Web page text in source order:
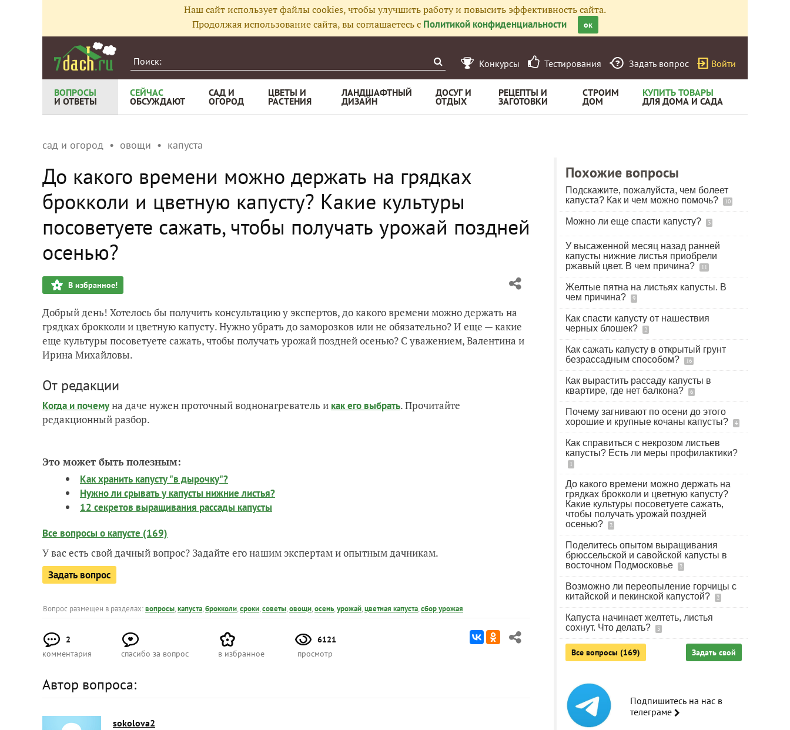
Наш сайт использует файлы cookies, чтобы улучшить работу и повысить эффективность сайта.
Продолжая использование сайта, вы соглашаетесь с Политикой конфиденциальности ок
Конкурсы Тестирования Задать вопрос Войти
ВОПРОСЫ
И ОТВЕТЫ
СЕЙЧАС
ОБСУЖДАЮТ
САД И
ОГОРОД
ЦВЕТЫ И
РАСТЕНИЯ
ЛАНДШАФТНЫЙ
ДИЗАЙН
ДОСУГ И
ОТДЫХ
РЕЦЕПТЫ И
ЗАГОТОВКИ
СТРОИМ
ДОМ
КУПИТЬ ТОВАРЫ
ДЛЯ ДОМА И САДА
сад и огород овощи капуста
До какого времени можно держать на грядках
брокколи и цветную капусту? Какие культуры
посоветуете сажать, чтобы получать урожай поздней
осенью?
В избранное!
Добрый день! Хотелось бы получить консультацию у экспертов, до какого времени можно держать на
грядках брокколи и цветную капусту. Нужно убрать до заморозков или не обязательно? И еще — какие
еще культуры посоветуете сажать, чтобы получать урожай поздней осенью? С уважением, Валентина и
Ирина Михайловы.
От редакции
Когда и почемуна даче нужен проточный воднонагреватель и как его выбрать. Прочитайте
редакционный разбор.
Это может быть полезным:
Как хранить капусту "в дырочку"?
Нужно ли срывать у капусты нижние листья?
12 секретов выращивания рассады капусты
Все вопросы о капусте (169)
У вас есть свой дачный вопрос? Задайте его нашим экспертам и опытным дачникам.
Задать вопрос
Вопрос размещен в разделах:вопросы,капуста,брокколи,сроки,советы,овощи,осень,урожай,цветная капуста,сбор урожая
2
комментария
спасибо за вопрос в избранное
6121
просмотр
Автор вопроса:
sokolova2
Похожие вопросы
Подскажите, пожалуйста, чем болеет
капуста? Как и чем можно помочь?
10
Можно ли еще спасти капусту? 3
У высаженной месяц назад ранней
капусты нижние листья приобрели
ржавый цвет. В чем причина?
11
Желтые пятна на листьях капусты. В
чем причина?
9
Как спасти капусту от нашествия
черных блошек?
2
Как сажать капусту в открытый грунт
безрассадным способом?
16
Как вырастить рассаду капусты в
квартире, где нет балкона?
6
Почему загнивают по осени до этого
хорошие и крупные кочаны капусты?
4
Как справиться с некрозом листьев
капусты? Есть ли меры профилактики?
1
До какого времени можно держать на
грядках брокколи и цветную капусту?
Какие культуры посоветуете сажать,
чтобы получать урожай поздней
осенью?
2
Поделитесь опытом выращивания
брюссельской и савойской капусты в
восточном Подмосковье
2
Возможно ли переопыление горчицы с
китайской и пекинской капустой?
2
Капуста начинает желтеть, листья
сохнут. Что делать?
3
Все вопросы (169) Задать свой
Подпишитесь на нас в
телеграме